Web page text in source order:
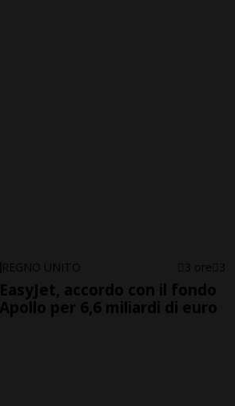
REGNO UNITO 3 ore 3
EasyJet, accordo con il fondo
Apollo per 6,6 miliardi di euro